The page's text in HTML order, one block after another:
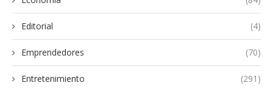
Editorial (4)
Emprendedores (70)
Entretenimiento (291)